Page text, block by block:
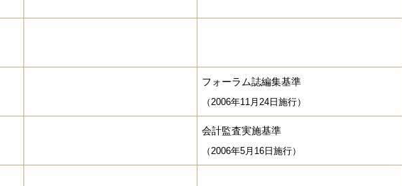
フォーラム誌編集基準
（2006年11月24日施行）
会計監査実施基準
（2006年5月16日施行）